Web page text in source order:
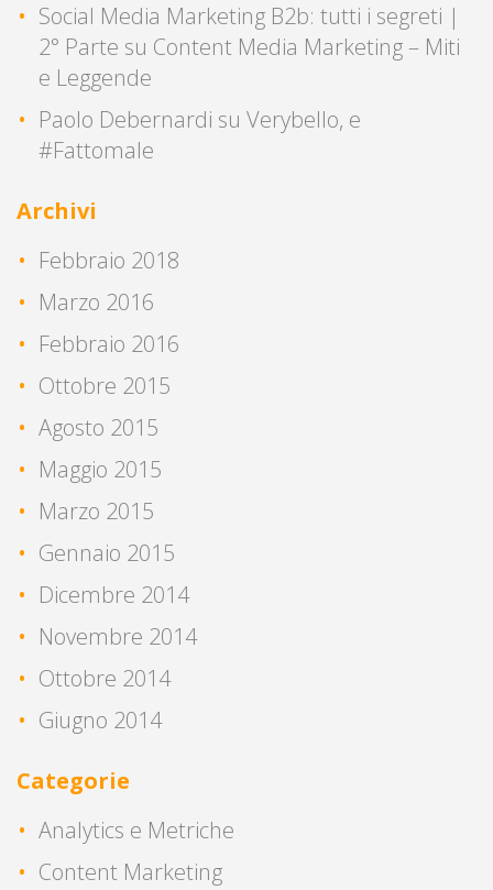
Social Media Marketing B2b: tutti i segreti |
2° Parte su Content Media Marketing – Miti
e Leggende
Paolo Debernardi su Verybello, e
#Fattomale
Archivi
Febbraio 2018
Marzo 2016
Febbraio 2016
Ottobre 2015
Agosto 2015
Maggio 2015
Marzo 2015
Gennaio 2015
Dicembre 2014
Novembre 2014
Ottobre 2014
Giugno 2014
Categorie
Analytics e Metriche
Content Marketing